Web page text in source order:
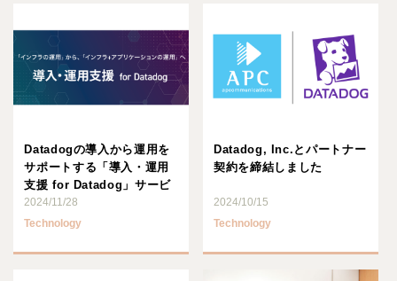
Datadogの導入から運用を
サポートする「導入・運用
支援 for Datadog」サービ
スの提供を･･･
2024/11/28
Technology
Datadog, Inc.とパートナー
契約を締結しました
2024/10/15
Technology